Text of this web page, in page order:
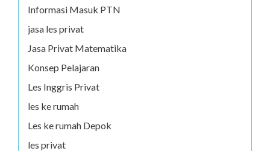
Informasi Masuk PTN
jasa les privat
Jasa Privat Matematika
Konsep Pelajaran
Les Inggris Privat
les ke rumah
Les ke rumah Depok
les privat